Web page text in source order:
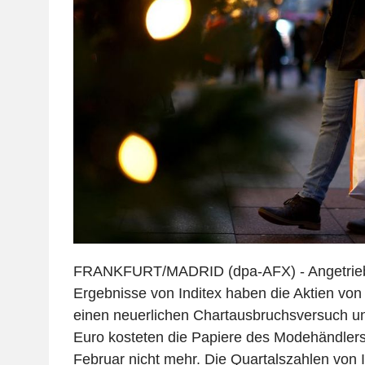
FRANKFURT/MADRID (dpa-AFX) -
Ergebnisse von Inditex haben die Aktien
einen neuerlichen Chartausbruchsversuch
Euro kosteten die Papiere des
Februar nicht mehr. Die Quartalszahlen von